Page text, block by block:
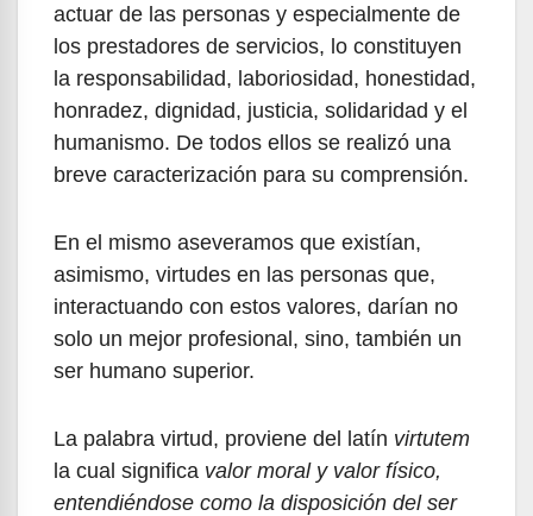
actuar de las personas y especialmente de
los prestadores de servicios, lo constituyen
la responsabilidad, laboriosidad, honestidad,
honradez, dignidad, justicia, solidaridad y el
humanismo. De todos ellos se realizó una
breve caracterización para su comprensión.
En el mismo aseveramos que existían,
asimismo, virtudes en las personas que,
interactuando con estos valores, darían no
solo un mejor profesional, sino, también un
ser humano superior.
La palabra virtud, proviene del latín virtutem
la cual significa valor moral y valor físico,
entendiéndose como la disposición del ser